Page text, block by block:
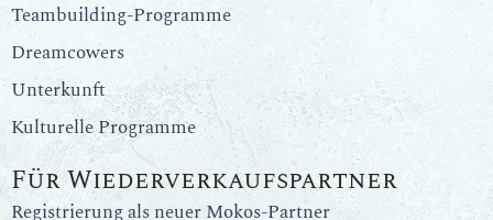
Teambuilding-Programme
Dreamcowers
Unterkunft
Kulturelle Programme
Für Wiederverkaufspartner
Registrierung als neuer Mokos-Partner